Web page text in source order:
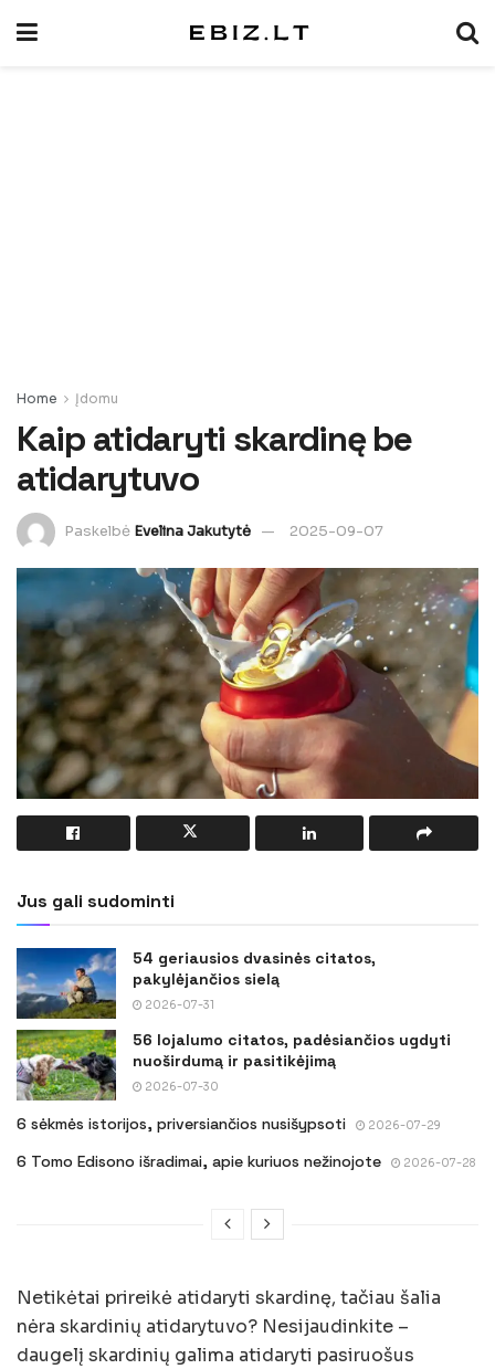
Home Įdomu
Kaip atidaryti skardinę be
atidarytuvo
Paskelbė Evelina Jakutytė 2025-09-07
Jus gali sudominti
54 geriausios dvasinės citatos,
pakylėjančios sielą
2026-07-31
56 lojalumo citatos, padėsiančios ugdyti
nuoširdumą ir pasitikėjimą
2026-07-30
6 sėkmės istorijos, priversiančios nusišypsoti 2026-07-29
6 Tomo Edisono išradimai, apie kuriuos nežinojote 2026-07-28
Netikėtai prireikė atidaryti skardinę, tačiau šalia
nėra skardinių atidarytuvo? Nesijaudinkite –
daugelį skardinių galima atidaryti pasiruošus